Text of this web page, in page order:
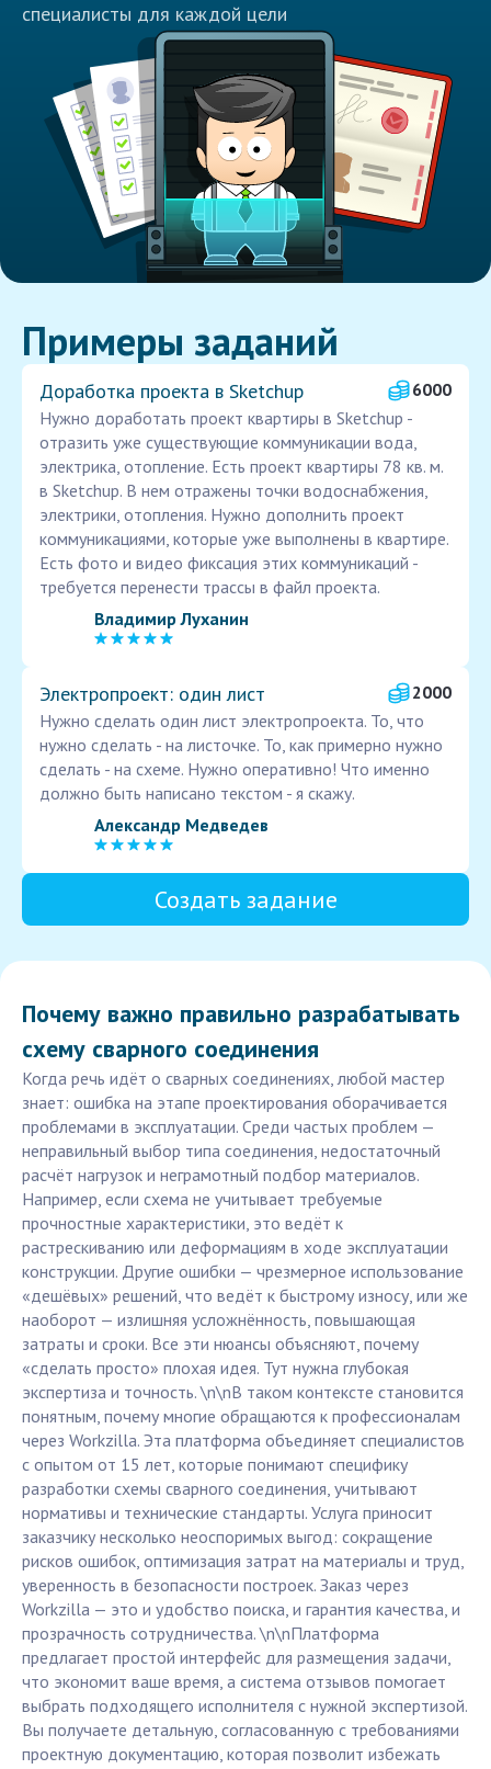
специалисты для каждой цели
Примеры заданий
Доработка проекта в Sketchup
6000
Нужно доработать проект квартиры в Sketchup -
отразить уже существующие коммуникации вода,
электрика, отопление. Есть проект квартиры 78 кв. м.
в Sketchup. В нем отражены точки водоснабжения,
электрики, отопления. Нужно дополнить проект
коммуникациями, которые уже выполнены в квартире.
Есть фото и видео фиксация этих коммуникаций -
требуется перенести трассы в файл проекта.
Владимир Луханин
Электропроект: один лист
2000
Нужно сделать один лист электропроекта. То, что
нужно сделать - на листочке. То, как примерно нужно
сделать - на схеме. Нужно оперативно! Что именно
должно быть написано текстом - я скажу.
Александр Медведев
Создать задание
Почему важно правильно разрабатывать
схему сварного соединения
Когда речь идёт о сварных соединениях, любой мастер
знает: ошибка на этапе проектирования оборачивается
проблемами в эксплуатации. Среди частых проблем —
неправильный выбор типа соединения, недостаточный
расчёт нагрузок и неграмотный подбор материалов.
Например, если схема не учитывает требуемые
прочностные характеристики, это ведёт к
растрескиванию или деформациям в ходе эксплуатации
конструкции. Другие ошибки — чрезмерное использование
«дешёвых» решений, что ведёт к быстрому износу, или же
наоборот — излишняя усложнённость, повышающая
затраты и сроки. Все эти нюансы объясняют, почему
«сделать просто» плохая идея. Тут нужна глубокая
экспертиза и точность. \n\nВ таком контексте становится
понятным, почему многие обращаются к профессионалам
через Workzilla. Эта платформа объединяет специалистов
с опытом от 15 лет, которые понимают специфику
разработки схемы сварного соединения, учитывают
нормативы и технические стандарты. Услуга приносит
заказчику несколько неоспоримых выгод: сокращение
рисков ошибок, оптимизация затрат на материалы и труд,
уверенность в безопасности построек. Заказ через
Workzilla — это и удобство поиска, и гарантия качества, и
прозрачность сотрудничества. \n\nПлатформа
предлагает простой интерфейс для размещения задачи,
что экономит ваше время, а система отзывов помогает
выбрать подходящего исполнителя с нужной экспертизой.
Вы получаете детальную, согласованную с требованиями
проектную документацию, которая позволит избежать